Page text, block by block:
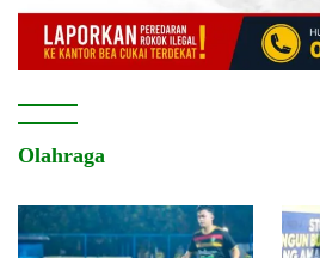
Olahraga